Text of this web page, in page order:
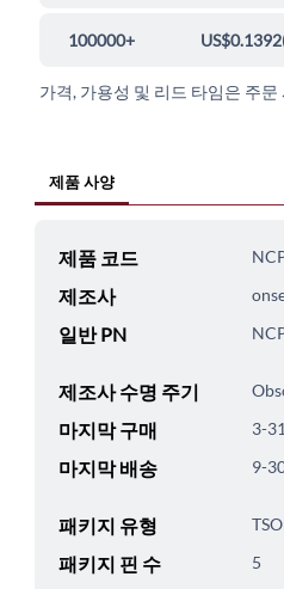
100000+ US$0.1392
가격, 가용성 및 리드 타임은 주
제품 사양
제품 코드
제조사
일반 PN
제조사 수명 주기
마지막 구매 3-
마지막 배송 9-
패키지 유형
패키지 핀 수 5